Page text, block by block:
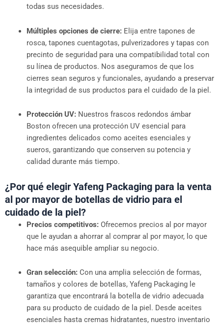
todas sus necesidades.
Múltiples opciones de cierre:Elija entre tapones de
rosca, tapones cuentagotas, pulverizadores y tapas con
precinto de seguridad para una compatibilidad total con
su línea de productos. Nos aseguramos de que los
cierres sean seguros y funcionales, ayudando a preservar
la integridad de sus productos para el cuidado de la piel.
Protección UV:Nuestros frascos redondos ámbar
Boston ofrecen una protección UV esencial para
ingredientes delicados como aceites esenciales y
sueros, garantizando que conserven su potencia y
calidad durante más tiempo.
¿Por qué elegir Yafeng Packaging para la venta
al por mayor de botellas de vidrio para el
cuidado de la piel?
Precios competitivos:Ofrecemos precios al por mayor
que le ayudan a ahorrar al comprar al por mayor, lo que
hace más asequible ampliar su negocio.
Gran selección:Con una amplia selección de formas,
tamaños y colores de botellas, Yafeng Packaging le
garantiza que encontrará la botella de vidrio adecuada
para su producto de cuidado de la piel. Desde aceites
esenciales hasta cremas hidratantes, nuestro inventario